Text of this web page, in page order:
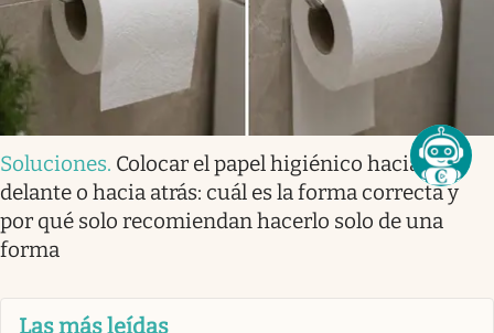
Soluciones. Colocar el papel higiénico hacia
delante o hacia atrás: cuál es la forma correcta y
por qué solo recomiendan hacerlo solo de una
forma
Las más leídas